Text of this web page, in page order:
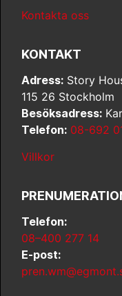
Kontakta oss
KONTAKT
Adress: Story
115 26 Stockholm
Besöksadress:
Telefon: 08-692
Villkor
Telefon:
08–400 277 14
E-post: